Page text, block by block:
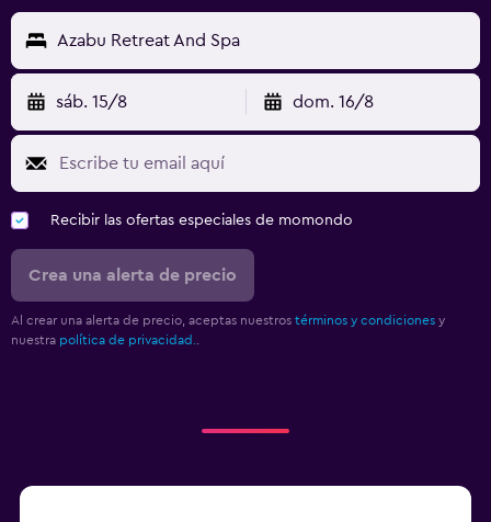
Azabu Retreat And Spa
sáb. 15/8 dom. 16/8
Recibir las ofertas especiales de momondo
Crea una alerta de precio
Al crear una alerta de precio, aceptas nuestros términos y condiciones y
nuestra política de privacidad.